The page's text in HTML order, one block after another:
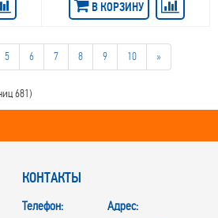
В КОРЗИНУ
5 6 7 8 9 10 »
681)
КОНТАКТЫ
Телефон:
Адрес: